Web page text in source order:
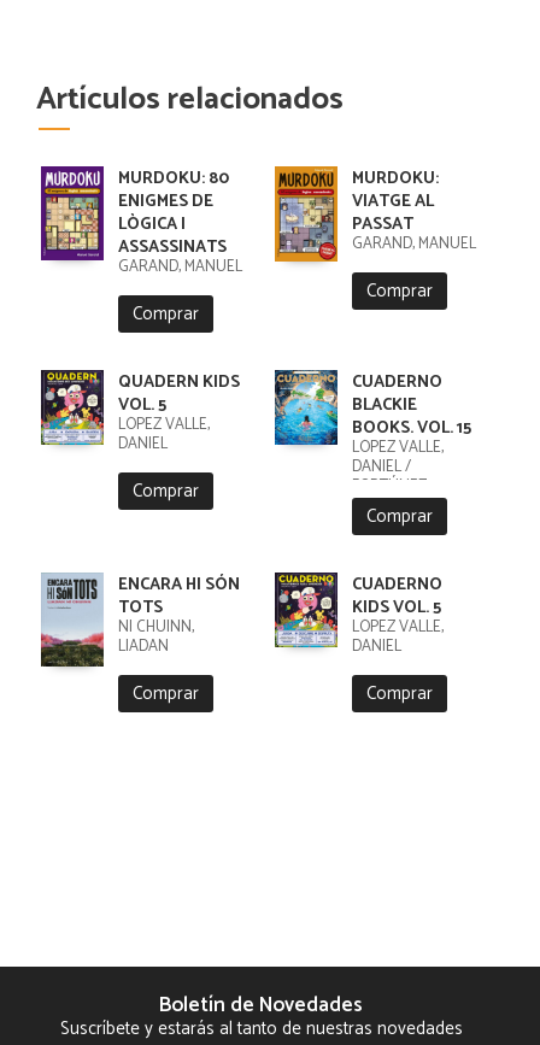
Artículos relacionados
MURDOKU: 80
ENIGMES DE
LÒGICA I
ASSASSINATS
GARAND, MANUEL
Comprar
MURDOKU:
VIATGE AL
PASSAT
GARAND, MANUEL
Comprar
QUADERN KIDS
VOL. 5
LÓPEZ VALLE,
DANIEL
Comprar
CUADERNO
BLACKIE
BOOKS. VOL. 15
LÓPEZ VALLE,
DANIEL /
FORTÚNEZ,
CRISTOBAL
Comprar
ENCARA HI SÓN
TOTS
NI CHUINN,
LIADAN
Comprar
CUADERNO
KIDS VOL. 5
LÓPEZ VALLE,
DANIEL
Comprar
Boletín de Novedades
Suscríbete y estarás al tanto de nuestras novedades